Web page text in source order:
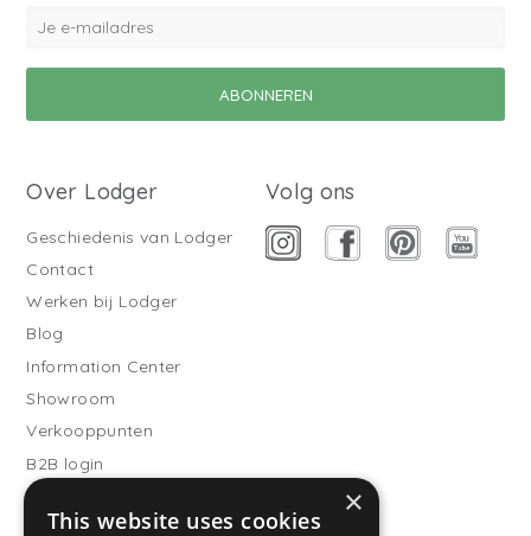
Over Lodger
Geschiedenis van Lodger
Contact
Werken bij Lodger
Blog
Information Center
Showroom
Verkooppunten
B2B login
Buitenslaapzakken
Word verkooppartner
Volg ons
×
This website uses cookies